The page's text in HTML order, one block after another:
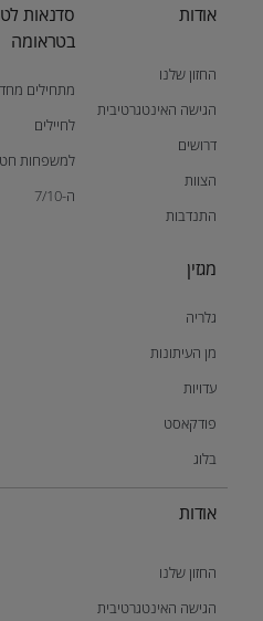
סדנאות
בטראומה
מתחילים
לחיילים
למשפחות
ה-7/10
אודות
החזון שלנו
הגישה האינטגרטיבית
דרושים
הצוות
התנדבות
מגזין
גלריה
מן העיתונות
עדויות
פודקאסט
בלוג
אודות
החזון שלנו
הגישה האינטגרטיבית